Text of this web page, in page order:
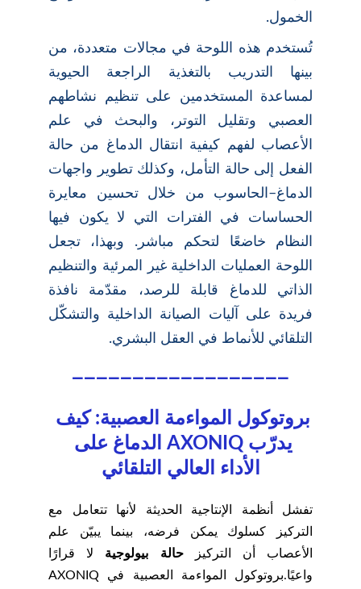
الخمول.
تُستخدم هذه اللوحة في مجالات متعددة، من
بينها التدريب بالتغذية الراجعة الحيوية
لمساعدة المستخدمين على تنظيم نشاطهم
العصبي وتقليل التوتر، والبحث في علم
الأعصاب لفهم كيفية انتقال الدماغ من حالة
الفعل إلى حالة التأمل، وكذلك تطوير واجهات
الدماغ–الحاسوب من خلال تحسين معايرة
الحساسات في الفترات التي لا يكون فيها
النظام خاضعًا لتحكم مباشر. وبهذا، تجعل
اللوحة العمليات الداخلية غير المرئية والتنظيم
الذاتي للدماغ قابلة للرصد، مقدّمة نافذة
فريدة على آليات الصيانة الداخلية والتشكّل
التلقائي للأنماط في العقل البشري.
بروتوكول المواءمة العصبية: كيف
يدرّب AXONIQ الدماغ على
الأداء العالي التلقائي
تفشل أنظمة الإنتاجية الحديثة لأنها تتعامل مع
التركيز كسلوك يمكن فرضه، بينما يبيّن علم
الأعصاب أن التركيزحالة بيولوجية لا قرارًا
واعيًا.بروتوكول المواءمة العصبية في AXONIQ